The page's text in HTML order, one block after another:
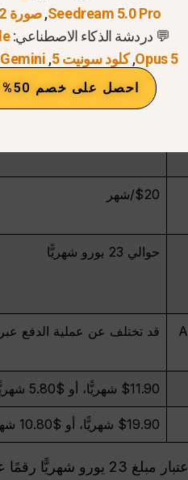
السعر اعتبارًا من 15 يوليو 2026
$20/شهر
حوالي 23 يورو شهريًّا
قد تختلف عن عملية الدفع عبر
$11.90 شهريًّا، أو $5.80 شهريًّا تُفوتر سنويًّا
$19.90 شهريًّا، أو $10.80 شهريًّا تُفوتر سنويًّا
ولهذا السبب، ينبغي على
Seedream 5.0 Pro
,صورة GPT 2
💬 دردشة الذكاء الاصطناعي:
Opus 5
,كلود سونيت 5 , Gemini أومني
احصل على خصم 50% - ابدأ الآن